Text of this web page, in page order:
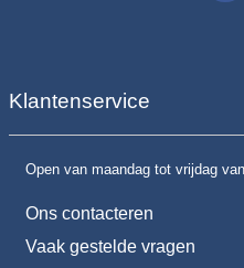
Klantenservice
Open van maandag tot vrijdag
Ons contacteren
Vaak gestelde vragen